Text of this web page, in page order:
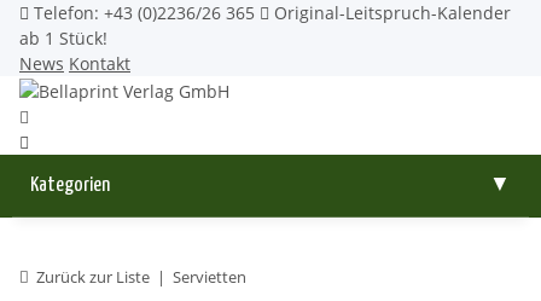
Telefon: +43 (0)2236/26 365
Original-Leitspruch-Kalender
ab 1 Stück!
News Kontakt
Kategorien ▼
Zurück zur Liste Servietten